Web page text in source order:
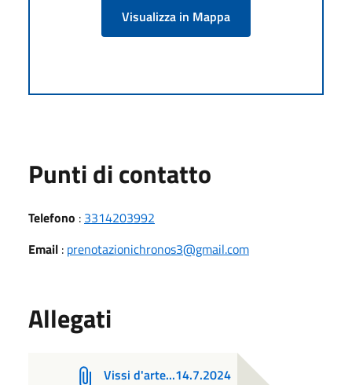
Visualizza in Mappa
Punti di contatto
Telefono : 3314203992
Email : prenotazionichronos3@gmail.com
Allegati
Vissi d'arte...14.7.2024